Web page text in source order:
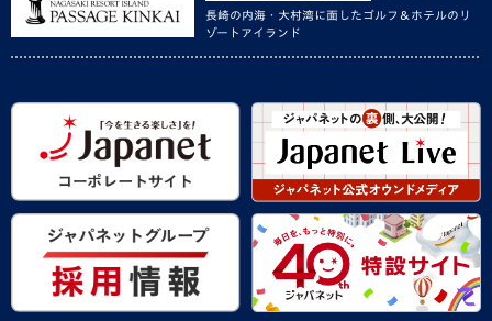
長崎の内海・大村湾に面したゴルフ＆ホテルのリ
ゾートアイランド